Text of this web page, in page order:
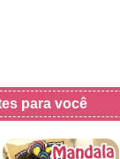
para você